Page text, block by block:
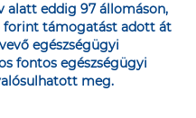
alatt eddig 97 állomáson,
forint támogatást adott át
egészségügyi
fontos egészségügyi
meg.